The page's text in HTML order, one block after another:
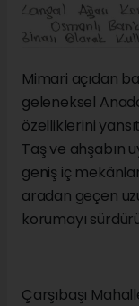
Mimari açıdan
geleneksel
özelliklerini
Taş ve ahşabın
geniş iç
aradan geçen
korumayı
Çarşıbaşı